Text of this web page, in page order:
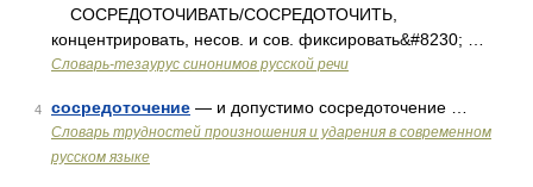
СОСРЕДОТОЧИВАТЬ/СОСРЕДОТОЧИТЬ,
концентрировать, несов. и сов. фиксировать&#8230; …
Словарь-тезаурус синонимов русской речи
4 сосредоточение — и допустимо сосредоточение …
Словарь трудностей произношения и ударения в современном
русском языке